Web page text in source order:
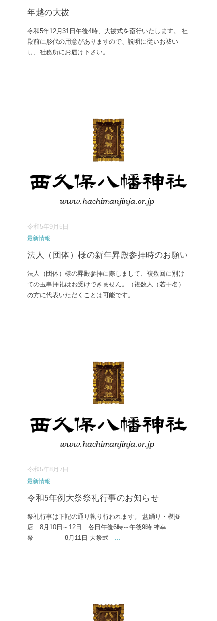
年越の大祓
令和5年12月31日午後4時、大祓式を斎行いたします。 社
殿前に形代の用意がありますので、説明に従いお祓い
し、社務所にお届け下さい。 ...
令和5年9月5日
最新情報
法人（団体）様の新年昇殿参拝時のお願い
法人（団体）様の昇殿参拝に際しまして、複数回に別け
ての玉串拝礼はお受けできません。（複数人（若干名）
の方に代表いただくことは可能です。 ...
令和5年8月7日
最新情報
令和5年例大祭祭礼行事のお知らせ
祭礼行事は下記の通り執り行われます。 盆踊り・模擬
店 8月10日～12日 各日午後6時～午後9時 神幸
祭 8月11日 大祭式 ...